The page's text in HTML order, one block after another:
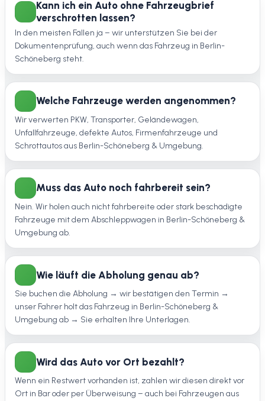
Kann ich ein Auto ohne Fahrzeugbrief
verschrotten lassen?
In den meisten Fällen ja – wir unterstützen Sie bei der
Dokumentenprüfung, auch wenn das Fahrzeug in Berlin-
Schöneberg steht.
Welche Fahrzeuge werden angenommen?
Wir verwerten PKW, Transporter, Geländewagen,
Unfallfahrzeuge, defekte Autos, Firmenfahrzeuge und
Schrottautos aus Berlin-Schöneberg & Umgebung.
Muss das Auto noch fahrbereit sein?
Nein. Wir holen auch nicht fahrbereite oder stark beschädigte
Fahrzeuge mit dem Abschleppwagen in Berlin-Schöneberg &
Umgebung ab.
Wie läuft die Abholung genau ab?
Sie buchen die Abholung → wir bestätigen den Termin →
unser Fahrer holt das Fahrzeug in Berlin-Schöneberg &
Umgebung ab → Sie erhalten Ihre Unterlagen.
Wird das Auto vor Ort bezahlt?
Wenn ein Restwert vorhanden ist, zahlen wir diesen direkt vor
Ort in Bar oder per Überweisung – auch bei Fahrzeugen aus